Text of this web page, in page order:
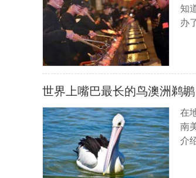
知
办
世界上嘴巴最长的鸟澳洲鹈
在
南
介